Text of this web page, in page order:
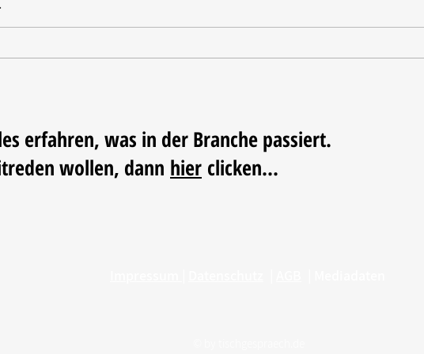
Tischdekoration mit Mehrwert:
erfahren, was in der Branche passiert.
wollen, dann hier clicken...